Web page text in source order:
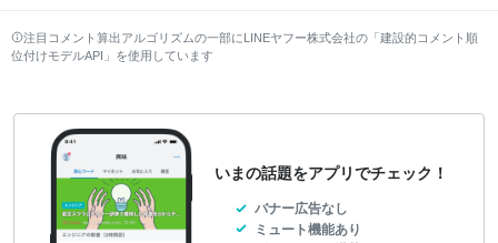
注目コメント算出アルゴリズムの一部にLINEヤフー株式会社の「建設的コメント順
位付けモデルAPI」を使用しています
いまの話題をアプリでチェック！
バナー広告なし
ミュート機能あり